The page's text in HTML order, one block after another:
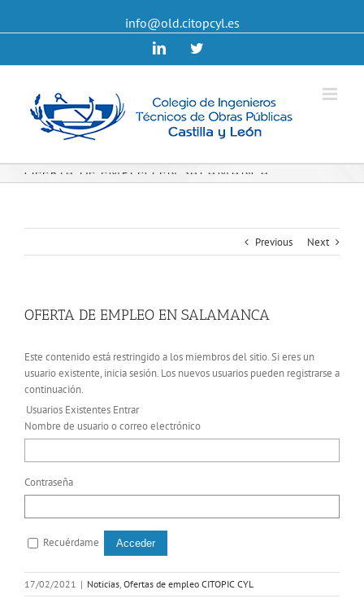
info@old.citopcyl.es
LinkedinTwitter
OFERTA DE EMPLEO EN SALAMANCA
Previous Next
OFERTA DE EMPLEO EN SALAMANCA
Este contenido está restringido a los miembros del sitio. Si eres un
usuario existente, inicia sesión. Los nuevos usuarios pueden registrarse a
continuación.
Usuarios Existentes Entrar
Nombre de usuario o correo electrónico
Contraseña
Recuérdame
17/02/2021 | Noticias, Ofertas de empleo CITOPIC CYL